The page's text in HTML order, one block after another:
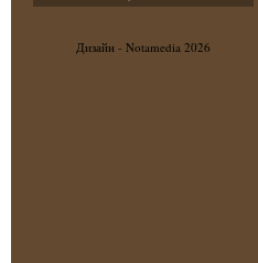
Дизайн - Notamedia 2026